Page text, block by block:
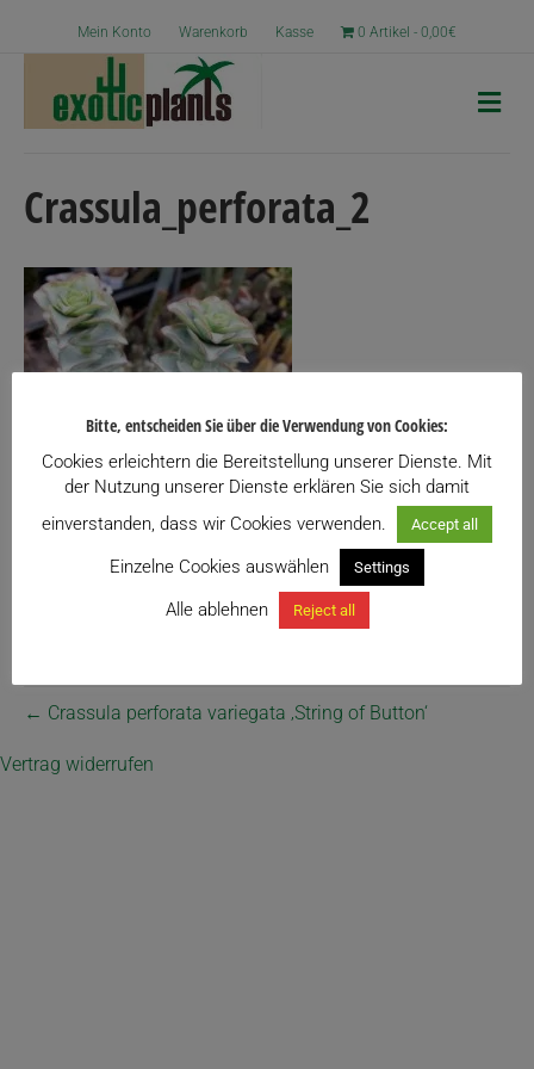
Mein Konto Warenkorb Kasse 0 Artikel 0,00€
N
a
Crassula_perforata_2
← Crassula perforata variegata ‚String of Button‘
Vertrag widerrufen
Bitte, entscheiden Sie über die Verwendung von Cookies:
Cookies erleichtern die Bereitstellung unserer Dienste. Mit
der Nutzung unserer Dienste erklären Sie sich damit
einverstanden, dass wir Cookies verwenden.
Accept all
Einzelne Cookies auswählen Settings
Alle ablehnen Reject all